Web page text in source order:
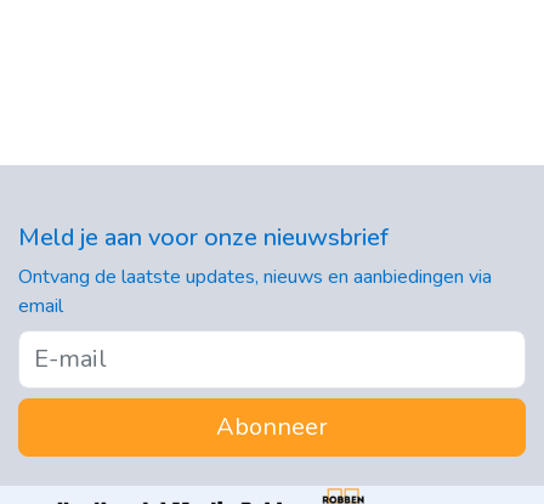
Meld je aan voor onze nieuwsbrief
Ontvang de laatste updates, nieuws en aanbiedingen via
email
Abonneer